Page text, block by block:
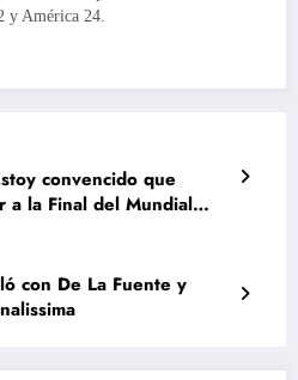
y América 24.
convencido que
a la Final del Mundial
con De La Fuente y